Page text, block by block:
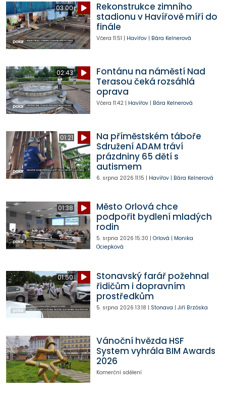
03:00
Rekonstrukce zimního
stadionu v Havířově míří do
finále
Včera 11:51 | Havířov| Bára Kelnerová
02:43
Fontánu na náměstí Nad
Terasou čeká rozsáhlá
oprava
Včera 11:42| Havířov| Bára Kelnerová
01:21
Na příměstském táboře
Sdružení ADAM tráví
prázdniny 65 dětí s
autismem
6. srpna 2026 11:15 | Havířov| Bára Kelnerová
01:38
Město Orlová chce
podpořit bydlení mladých
rodin
5. srpna 2026 15:30 | Orlová | Monika
Ociepková
01:50
Stonavský farář požehnal
řidičům i dopravním
prostředkům
5. srpna 2026 13:18 | Stonava | Jiří Brzóska
Vánoční hvězda HSF
System vyhrála BIM Awards
2026
Komerční sdělení